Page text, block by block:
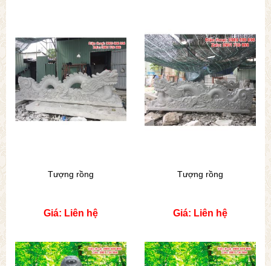
Tượng rồng
Giá: Liên hệ
Tượng rồng
Giá: Liên hệ